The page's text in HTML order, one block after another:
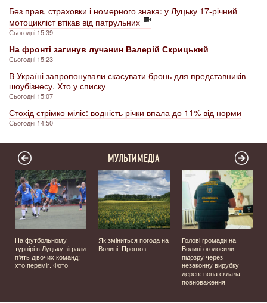
Без прав, страховки і номерного знака: у Луцьку 17-річний
мотоцикліст втікав від патрульних
Сьогодні 15:39
На фронті загинув лучанин Валерій Скрицький
Сьогодні 15:23
В Україні запропонували скасувати бронь для представників
шоубізнесу. Хто у списку
Сьогодні 15:07
Стохід стрімко міліє: водність річки впала до 11% від норми
Сьогодні 14:50
МУЛЬТИМЕДІА
На футбольному
турнірі в Луцьку зіграли
п’ять дівочих команд:
хто переміг. Фото
Як зміниться погода на
Волині. Прогноз
Голові громади на
Волині оголосили
підозру через
незаконну вирубку
дерев: вона склала
повноваження